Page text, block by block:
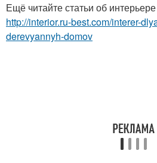
Ещё читайте статьи об
http://interior.ru-best.com/interer-
derevyannyh-domov